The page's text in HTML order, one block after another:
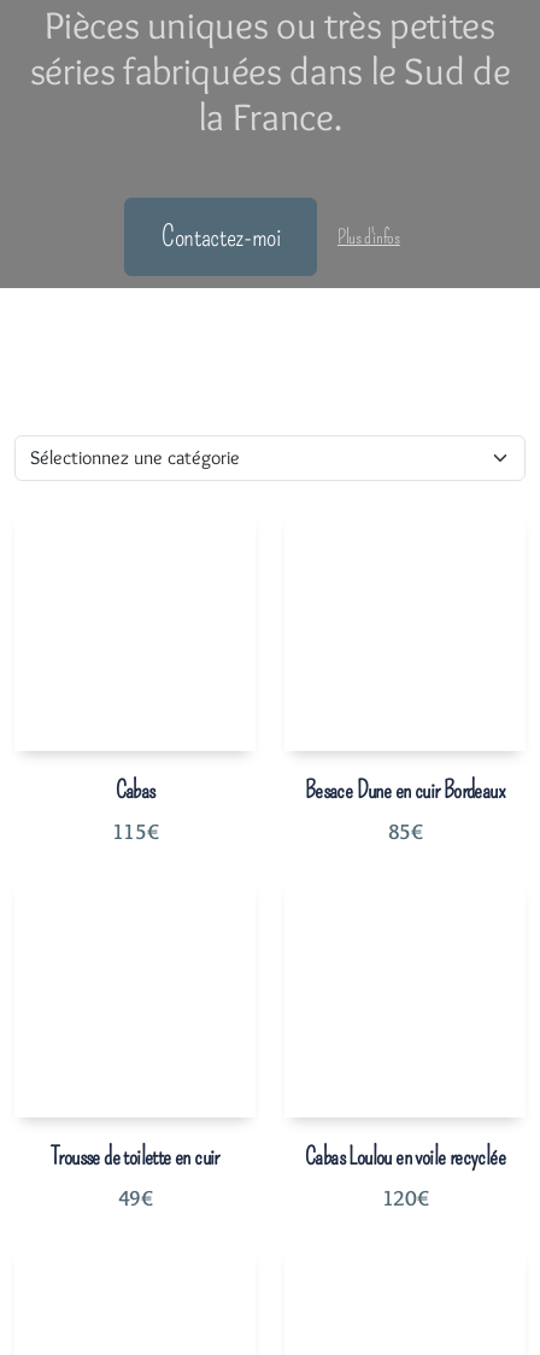
Pièces uniques ou très petites
séries fabriquées dans le Sud de
la France.
Contactez-moi Plus d'infos
Cabas
115€
Besace Dune en cuir Bordeaux
85€
Trousse de toilette en cuir
49€
Cabas Loulou en voile recyclée
120€